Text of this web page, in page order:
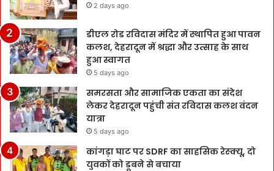
2 days ago
डीएल रोड रविदास मंदिर में स्थापित हुआ पावन
कलश, देहरादून में श्रद्धा और उत्साह के साथ
हुआ स्वागत
5 days ago
समरसता और सामाजिक एकता का संदेश
लेकर देहरादून पहुंची संत रविदास कलश वंदन
यात्रा
5 days ago
कांगड़ा घाट पर SDRF का साहसिक रेस्क्यू, दो
युवकों को डूबने से बचाया